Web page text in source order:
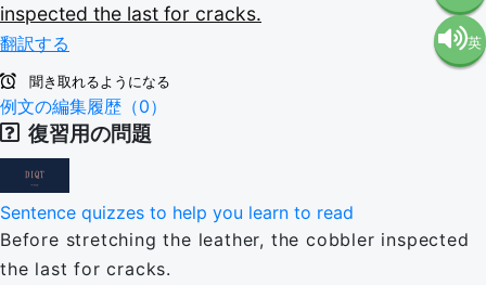
inspected the last for cracks.
翻訳する 語（米
英
聞き取れるようになる
例文の編集履歴（0）
復習用の問題
Sentence quizzes to help you learn to read
Before stretching the leather, the cobbler inspected
the last for cracks.